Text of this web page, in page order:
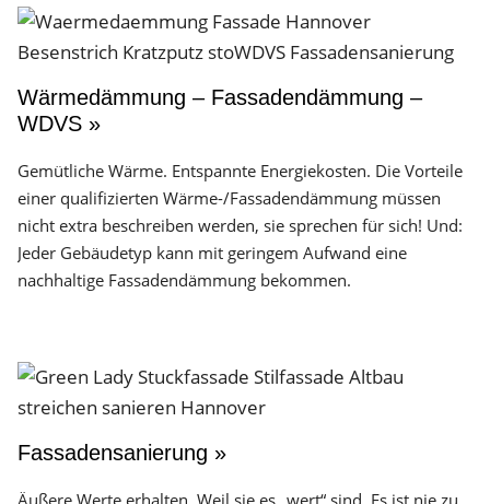
Wärmedämmung – Fassadendämmung –
WDVS »
Gemütliche Wärme. Entspannte Energiekosten. Die Vorteile
einer qualifizierten Wärme-/Fassadendämmung müssen
nicht extra beschreiben werden, sie sprechen für sich! Und:
Jeder Gebäudetyp kann mit geringem Aufwand eine
nachhaltige Fassadendämmung bekommen.
Fassadensanierung »
Äußere Werte erhalten. Weil sie es „wert“ sind. Es ist nie zu